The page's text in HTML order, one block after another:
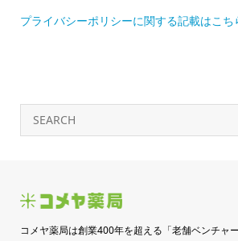
プライバシーポリシーに関する記載はこち
コメヤ薬局は創業400年を超える「老舗ベンチャ